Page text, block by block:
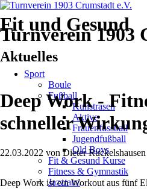
Turnverein 1903
Navigation
überspringen
Sport
Boule
Fußball
Kunstrasen
Aktive
Frauenfussball
Jugendfußball
Old Boys
Fit & Gesund Kurse
Fitness & Gymnastik
Jazztanz
Fit und Gesund
Aktuelles
Deep Work -
schneller
22.03.2022 von Dieter Ruckelshausen
Deep Work ist ein Workout aus fünf